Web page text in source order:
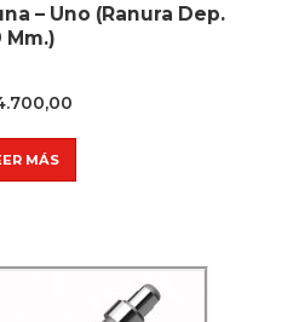
– Uno (Ranura Dep.
Mm.)
MÁS